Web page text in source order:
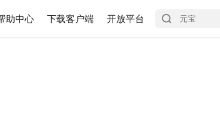
助中心 下载客户端 开放平台